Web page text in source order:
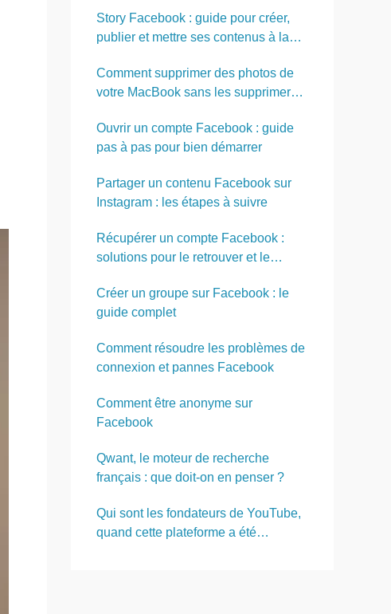
Story Facebook : guide pour créer,
publier et mettre ses contenus à la
Comment supprimer des photos de
votre MacBook sans les supprimer
Ouvrir un compte Facebook : guide
pas à pas pour bien démarrer
Partager un contenu Facebook sur
Instagram : les étapes à suivre
Récupérer un compte Facebook :
solutions pour le retrouver et le
Créer un groupe sur Facebook : le
guide complet
Comment résoudre les problèmes de
connexion et pannes Facebook
Comment être anonyme sur
Facebook
Qwant, le moteur de recherche
français : que doit-on en penser ?
Qui sont les fondateurs de YouTube,
quand cette plateforme a été